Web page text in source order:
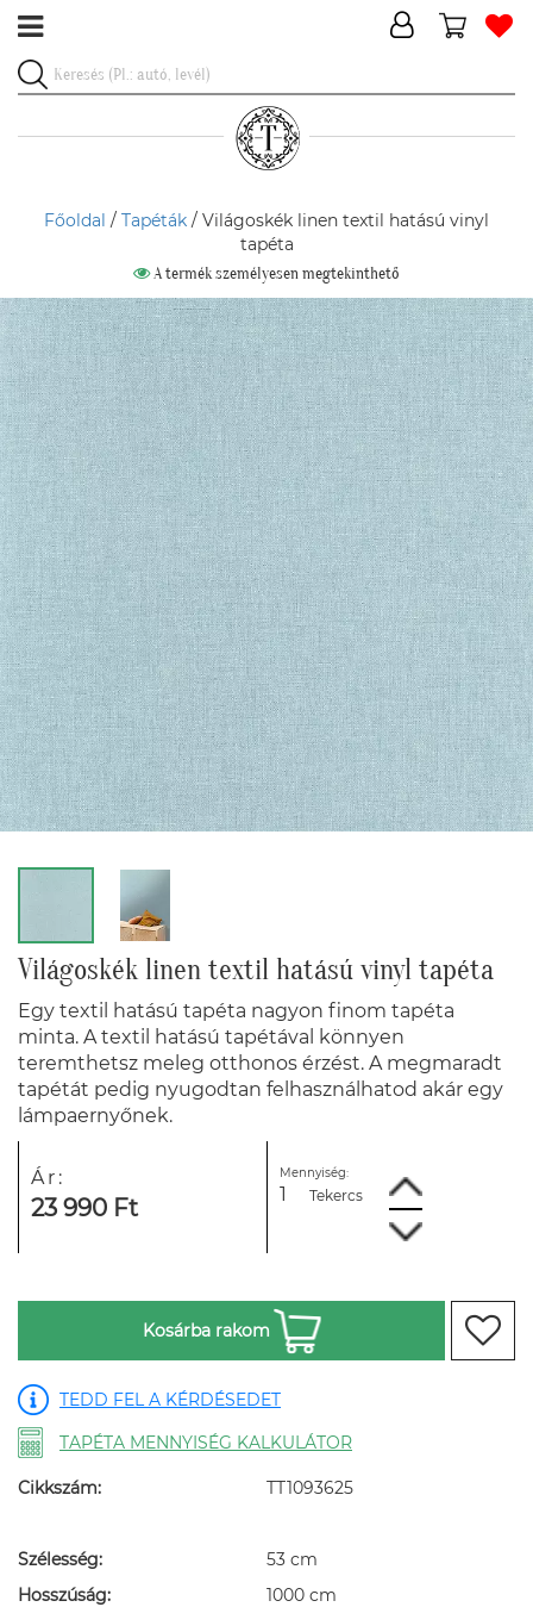
Főoldal / Tapéták / Világoskék linen textil hatású vinyl
tapéta
A termék személyesen megtekinthető
Világoskék linen textil hatású vinyl tapéta
Egy textil hatású tapéta nagyon finom tapéta
minta. A textil hatású tapétával könnyen
teremthetsz meleg otthonos érzést. A megmaradt
tapétát pedig nyugodtan felhasználhatod akár egy
lámpaernyőnek.
Ár:
23 990 Ft
Mennyiség:
Tekercs
Kosárba rakom
TEDD FEL A KÉRDÉSEDET
TAPÉTA MENNYISÉG KALKULÁTOR
Cikkszám: TT1093625
Szélesség:
53 cm
Hosszúság:
1000 cm